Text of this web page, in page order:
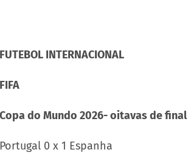
FUTEBOL INTERNACIONAL
FIFA
Copa do Mundo 2026- oitavas de final
Portugal 0 x 1 Espanha